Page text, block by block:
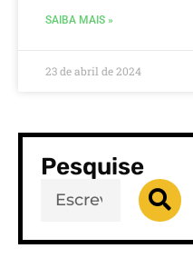
SAIBA MAIS »
23 de abril de 2024
Pesquise